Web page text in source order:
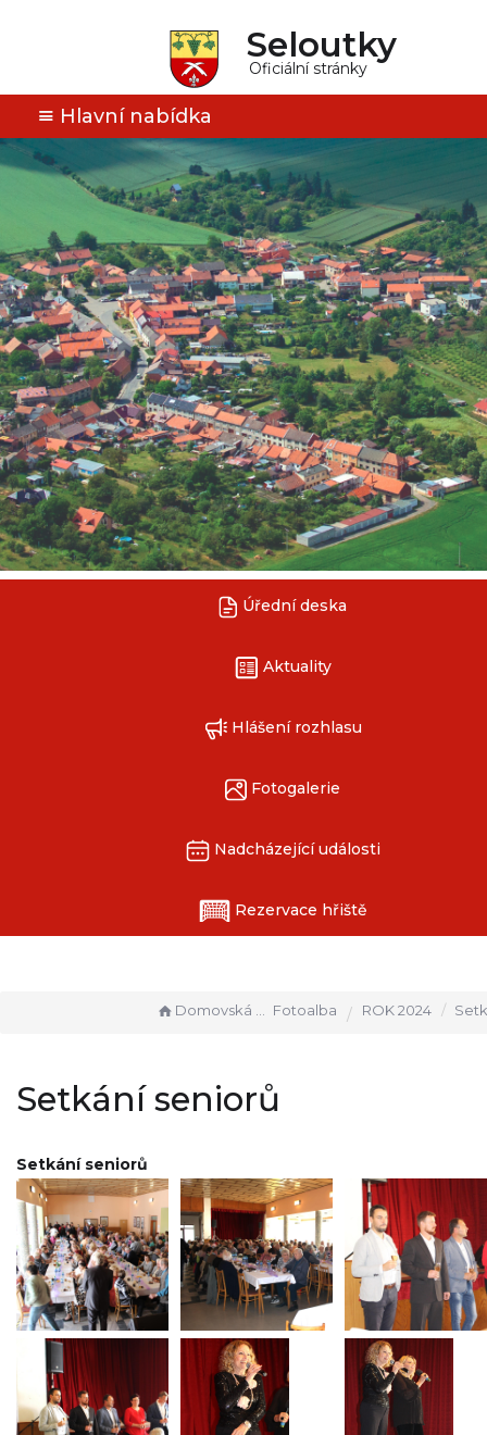
Seloutky
Oficiální stránky
Hlavní nabídka
Úřední deska
Aktuality
Hlášení rozhlasu
Fotogalerie
Nadcházející události
Rezervace hřiště
Domovská stránka Fotoalba ROK 2024
Setkání seniorů
Setkání seniorů